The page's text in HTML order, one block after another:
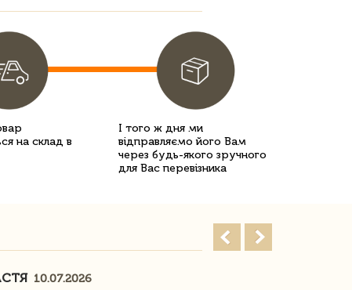
на склад в
І того ж дня ми
відправляємо його Вам
через будь-якого зручного
для Вас перевізника
10.07.2026